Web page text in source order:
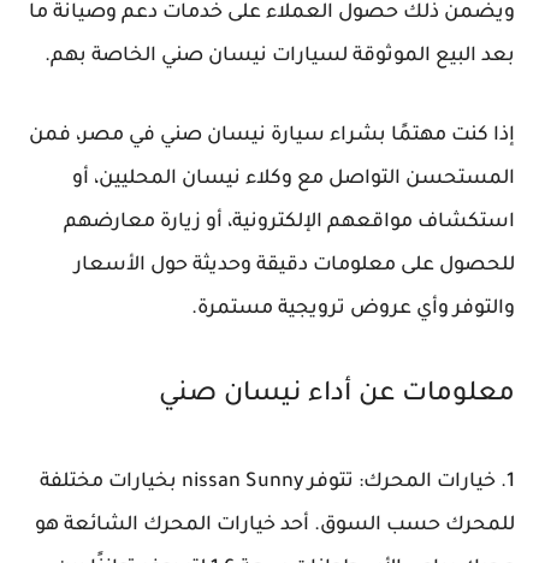
ويضمن ذلك حصول العملاء على خدمات دعم وصيانة ما
بعد البيع الموثوقة لسيارات نيسان صني الخاصة بهم.
إذا كنت مهتمًا بشراء سيارة نيسان صني في مصر، فمن
المستحسن التواصل مع وكلاء نيسان المحليين، أو
استكشاف مواقعهم الإلكترونية، أو زيارة معارضهم
للحصول على معلومات دقيقة وحديثة حول الأسعار
والتوفر وأي عروض ترويجية مستمرة.
معلومات عن أداء نيسان صني
1. خيارات المحرك: تتوفر nissan Sunny بخيارات مختلفة
للمحرك حسب السوق. أحد خيارات المحرك الشائعة هو